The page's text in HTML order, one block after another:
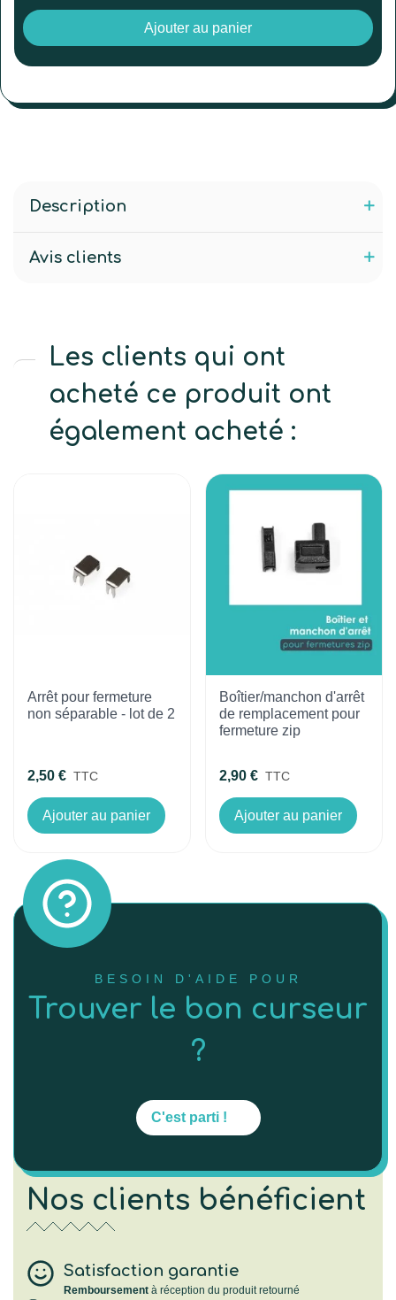
Ajouter au panier
Description
Avis clients
Les clients qui ont
acheté ce produit ont
également acheté :
Arrêt pour fermeture
non séparable - lot de 2
2,50 € TTC
Ajouter au panier
Boîtier/manchon d'arrêt
de remplacement pour
fermeture zip
2,90 € TTC
Ajouter au panier
Nos clients bénéficient
Satisfaction garantie
Remboursement à réception du produit retourné
BESOIN D'AIDE POUR
Trouver le bon curseur
?
C'est parti !